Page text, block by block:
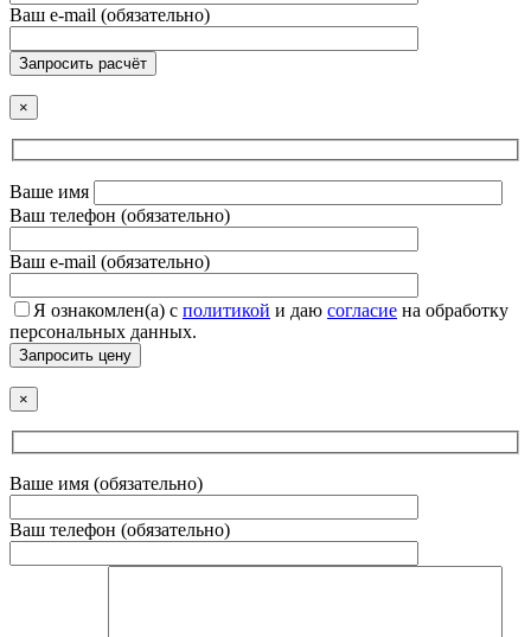
Ваш e-mail (обязательно)
Запросить расчёт
×
Ваше имя
Ваш телефон (обязательно)
Ваш e-mail (обязательно)
Я ознакомлен(а) с политикой и даю согласие на обработку
персональных данных.
Запросить цену
×
Ваше имя (обязательно)
Ваш телефон (обязательно)